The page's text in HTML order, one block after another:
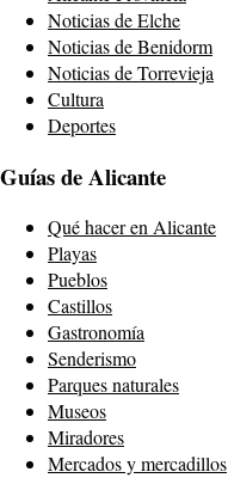
Noticias de Elche
Noticias de Benidorm
Noticias de Torrevieja
Cultura
Deportes
Guías de Alicante
Qué hacer en Alicante
Playas
Pueblos
Castillos
Gastronomía
Senderismo
Parques naturales
Museos
Miradores
Mercados y mercadillos